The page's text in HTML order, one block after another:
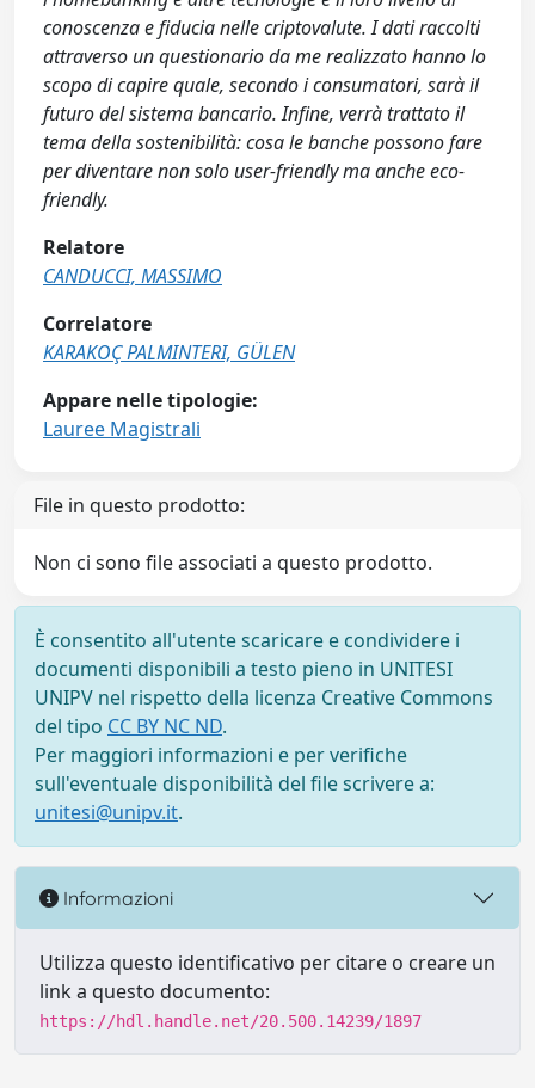
conoscenza e fiducia nelle criptovalute. I dati raccolti
attraverso un questionario da me realizzato hanno lo
scopo di capire quale, secondo i consumatori, sarà il
futuro del sistema bancario. Infine, verrà trattato il
tema della sostenibilità: cosa le banche possono fare
per diventare non solo user-friendly ma anche eco-
friendly.
Relatore
CANDUCCI, MASSIMO
Correlatore
KARAKOÇ PALMINTERI, GÜLEN
Appare nelle tipologie:
Lauree Magistrali
File in questo prodotto:
Non ci sono file associati a questo prodotto.
È consentito all'utente scaricare e condividere i
documenti disponibili a testo pieno in UNITESI
UNIPV nel rispetto della licenza Creative Commons
del tipo CC BY NC ND.
Per maggiori informazioni e per verifiche
sull'eventuale disponibilità del file scrivere a:
unitesi@unipv.it.
Informazioni
Utilizza questo identificativo per citare o creare un
link a questo documento:
https://hdl.handle.net/20.500.14239/1897